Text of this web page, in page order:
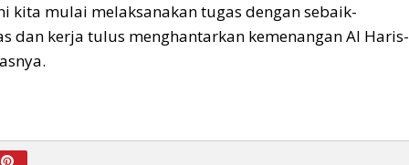
kita mulai melaksanakan tugas dengan sebaik-
dan kerja tulus menghantarkan kemenangan Al Haris-